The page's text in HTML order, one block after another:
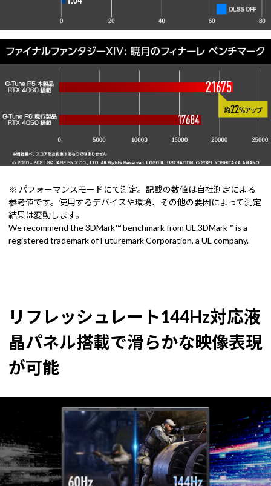
※ パフォーマンスモードにて測定。記載の数値は自社測定による
参考値です。使用するデバイスや環境、その他の要因によって測定
結果は変動します。
We recommend the 3DMark™ benchmark from UL.3DMark™ is a
registered trademark of Futuremark Corporation, a UL company.
リフレッシュレート144Hz対応液
晶パネル搭載で滑らかな映像表現
が可能